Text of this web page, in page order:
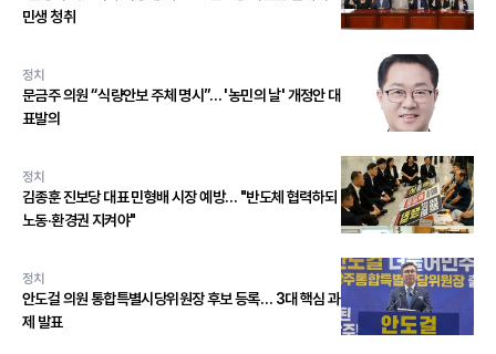
민생 청취
정치
문금주 의원 “식량안보 주체 명시”… '농민의 날' 개정안 대
표발의
정치
김종훈 진보당 대표 민형배 시장 예방… "반도체 협력하되
노동·환경권 지켜야"
정치
안도걸 의원 통합특별시당위원장 후보 등록… 3대 핵심 과
제 발표